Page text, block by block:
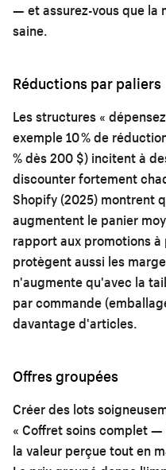
— et assurez-vous que la
saine.
Réductions par paliers
Les structures «
exemple 10 % de
% dès 200 $) incitent à
discounter fortement
Shopify (2025) montrent
augmentent le panier
rapport aux promotions
protègent aussi les
n'augmente qu'avec la
par commande
davantage d'articles.
Offres groupées
Créer des lots
« Coffret soins complet —
la valeur perçue tout en